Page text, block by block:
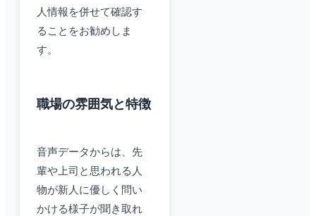
人情報を併せて確認す
ることをお勧めしま
す。
職場の雰囲気と特徴
音声データからは、先
輩や上司と思われる人
物が新人に優しく問い
かける様子が聞き取れ